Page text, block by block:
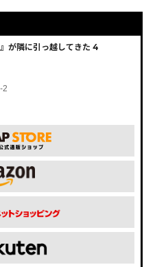
が隣に引っ越してきた 4
2